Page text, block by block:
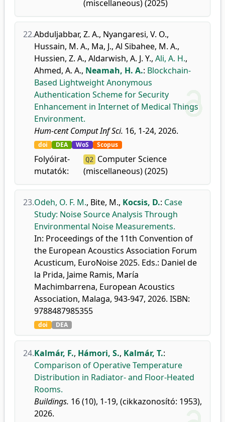
(miscellaneous) (2025)
22.Abduljabbar, Z. A., Nyangaresi, V. O.,
Hussain, M. A., Ma, J., Al Sibahee, M. A.,
Hussien, Z. A., Aldarwish, A. J. Y., Ali, A. H.,
Ahmed, A. A., Neamah, H. A.: Blockchain-
Based Lightweight Anonymous
Authentication Scheme for Security
Enhancement in Internet of Medical Things
Environment.
Hum-cent Comput Inf Sci. 16, 1-24, 2026.
doi DEA WoS Scopus
Folyóirat-
mutatók:
Q2 Computer Science
(miscellaneous) (2025)
23.Odeh, O. F. M., Bite, M., Kocsis, D.: Case
Study: Noise Source Analysis Through
Environmental Noise Measurements.
In: Proceedings of the 11th Convention of
the European Acoustics Association Forum
Acusticum, EuroNoise 2025. Eds.: Daniel de
la Prida, Jaime Ramis, María
Machimbarrena, European Acoustics
Association, Malaga, 943-947, 2026. ISBN:
9788487985355
doi DEA
24.Kalmár, F., Hámori, S., Kalmár, T.:
Comparison of Operative Temperature
Distribution in Radiator- and Floor-Heated
Rooms.
Buildings. 16 (10), 1-19, (cikkazonosító: 1953),
2026.